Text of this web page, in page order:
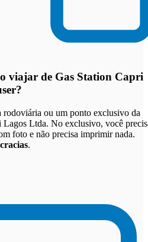
viajar de Gas Station Capri
?
rodoviária ou um ponto exclusivo da
Lagos Ltda. No exclusivo, você
foto e não precisa imprimir nada.
.